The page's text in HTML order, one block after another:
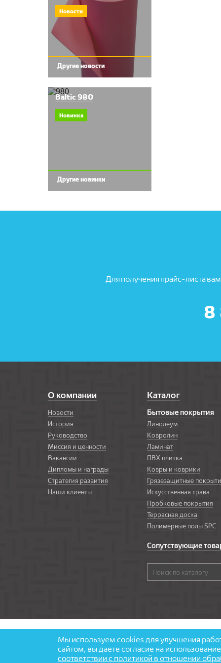
Новости
Другие новости
Baltic 980
Новинка
Другие новинки
Для получения прайс-листа
8
О компании
Новости
История
Руководство
Миссия и ценности
Вакансии
Дипломы и награды
Стратегия развития
Наши клиенты
Каталог
Бытовые покрытия
Линолеум
Ковролин
Ламинат
ПВХ плитка
Ковры и коврики
Грязезащитные
Искусственная трава
Пробковые покрытия
Террасная доска
Полимерные полы SPC
Сопутствующие
Карта сайта
Политика обработки персональных данных
Мы используем cookies для улучшения
сайтом, вы даете согласие на
соответствии с политикой в отношении